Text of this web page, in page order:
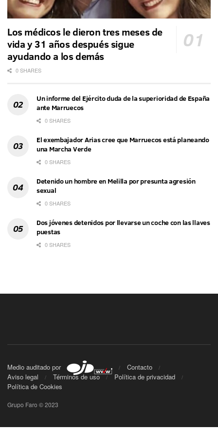
Los médicos le dieron tres meses de
vida y 31 años después sigue
ayudando a los demás
0 SHARES
Un informe del Ejército duda de la superioridad de España
ante Marruecos
0 SHARES
El exembajador Arias cree que Marruecos está planeando
una Marcha Verde
0 SHARES
Detenido un hombre en Melilla por presunta agresión
sexual
0 SHARES
Dos jóvenes detenidos por llevarse un coche con las llaves
puestas
0 SHARES
Medio auditado por
Contacto
Aviso legal
Términos de uso
Política de privacidad
Política de Cookies
Grupo Faro © 2023